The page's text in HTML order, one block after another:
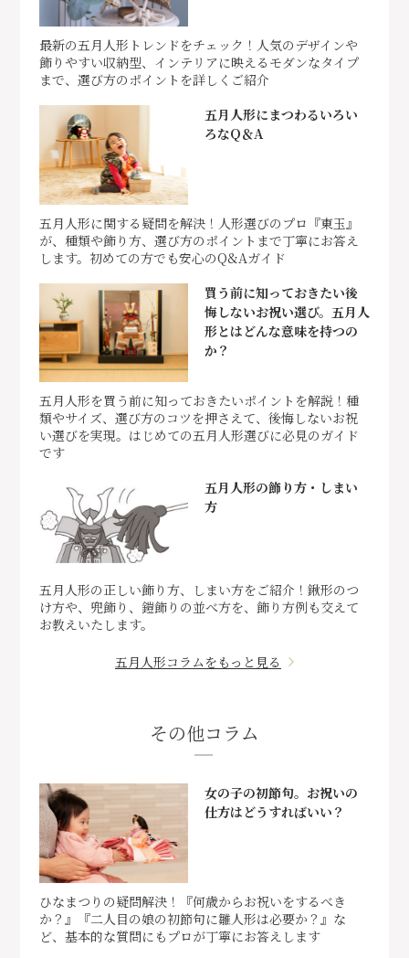
最新の五月人形トレンドをチェック！人気のデザインや
飾りやすい収納型、インテリアに映えるモダンなタイプ
まで、選び方のポイントを詳しくご紹介
五月人形にまつわるいろい
ろなQ＆A
五月人形に関する疑問を解決！人形選びのプロ『東玉』
が、種類や飾り方、選び方のポイントまで丁寧にお答え
します。初めての方でも安心のQ&Aガイド
買う前に知っておきたい後
悔しないお祝い選び。五月人
形とはどんな意味を持つの
か？
五月人形を買う前に知っておきたいポイントを解説！種
類やサイズ、選び方のコツを押さえて、後悔しないお祝
い選びを実現。はじめての五月人形選びに必見のガイド
です
五月人形の飾り方・しまい
方
五月人形の正しい飾り方、しまい方をご紹介！鍬形のつ
け方や、兜飾り、鎧飾りの並べ方を、飾り方例も交えて
お教えいたします。
五月人形コラムをもっと見る
その他コラム
女の子の初節句。お祝いの
仕方はどうすればいい？
ひなまつりの疑問解決！『何歳からお祝いをするべき
か？』『二人目の娘の初節句に雛人形は必要か？』な
ど、基本的な質問にもプロが丁寧にお答えします